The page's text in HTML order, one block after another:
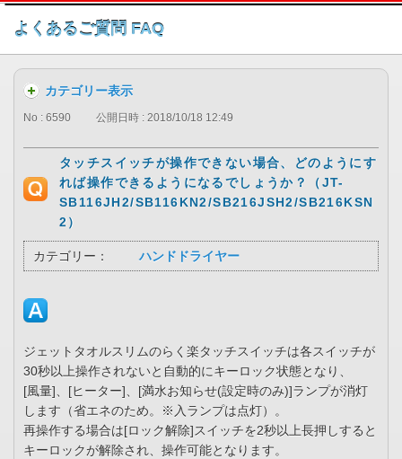
このページの本文へ
よくあるご質問 FAQ
カテゴリー表示
No : 6590 公開日時 : 2018/10/18 12:49
タッチスイッチが操作できない場合、どのようにす
れば操作できるようになるでしょうか？（JT-
SB116JH2/SB116KN2/SB216JSH2/SB216KSN
2）
カテゴリー： ハンドドライヤー
ジェットタオルスリムのらく楽タッチスイッチは各スイッチが
30秒以上操作されないと自動的にキーロック状態となり、
[風量]、[ヒーター]、[満水お知らせ(設定時のみ)]ランプが消灯
します（省エネのため。※入ランプは点灯）。
再操作する場合は[ロック解除]スイッチを2秒以上長押しすると
キーロックが解除され、操作可能となります。